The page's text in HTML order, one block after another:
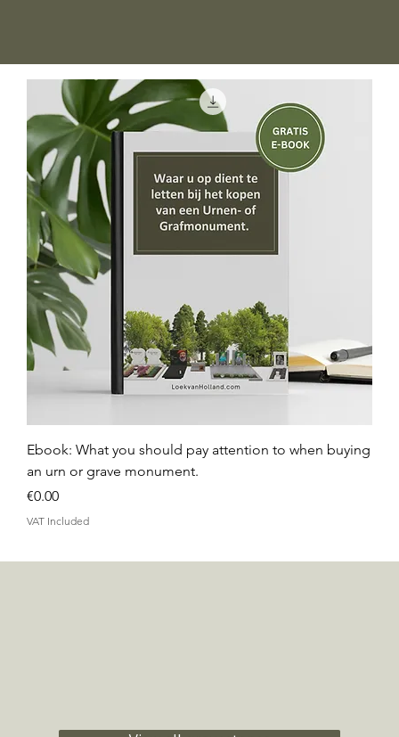
Ebook: What you should pay attention to when buying
an urn or grave monument.
Price
€0.00
VAT Included